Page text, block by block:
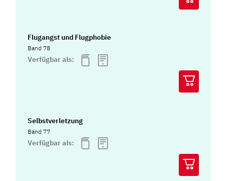
Flugangst und Flugphobie
Band 78
Verfügbar als:
Selbstverletzung
Band 77
Verfügbar als: